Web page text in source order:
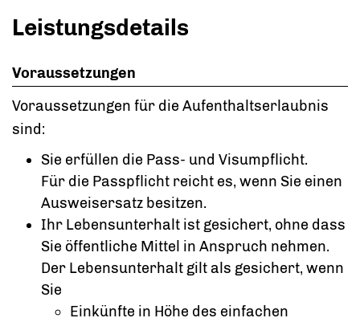
Leistungsdetails
Voraussetzungen
Voraussetzungen für die Aufenthaltserlaubnis
sind:
Sie erfüllen die Pass- und Visumpflicht.
Für die Passpflicht reicht es, wenn Sie einen
Ausweisersatz besitzen.
Ihr Lebensunterhalt ist gesichert, ohne dass
Sie öffentliche Mittel in Anspruch nehmen.
Der Lebensunterhalt gilt als gesichert, wenn
Sie
Einkünfte in Höhe des einfachen